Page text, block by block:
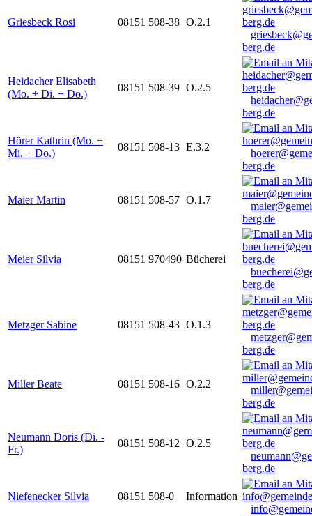
Griesbeck Rosi 08151 508-38 O.2.1
berg.de
Heidacher Elisabeth
(Mo. + Di. + Do.)
08151 508-39 O.2.5
berg.de
Hörer Kathrin (Mo. +
Mi. + Do.)
08151 508-13 E.3.2
berg.de
Maier Martin 08151 508-57 O.1.7
berg.de
Meier Silvia 08151 970490 Bücherei
berg.de
Metzger Sabine 08151 508-43 O.1.3
berg.de
Miller Beate 08151 508-16 O.2.2
berg.de
Neumann Doris (Di. -
Fr.)
08151 508-12 O.2.5
berg.de
Niefenecker Silvia 08151 508-0
Information